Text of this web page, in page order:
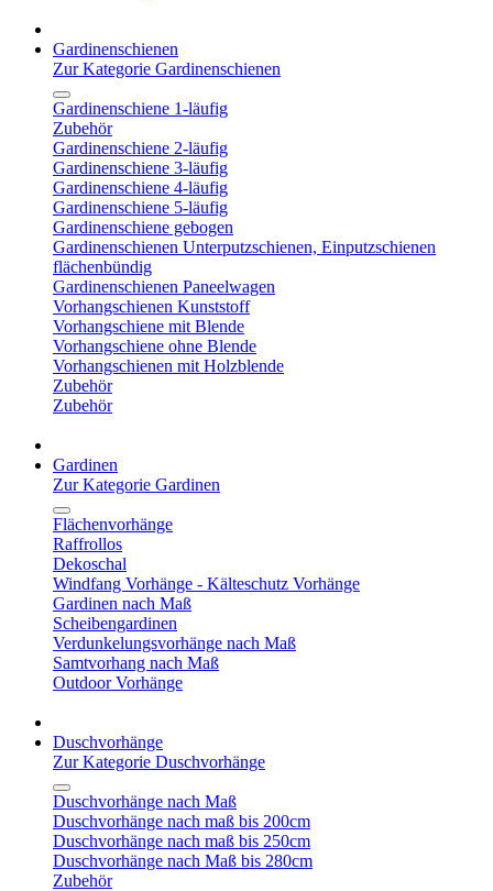
Gardinenschienen
Zur Kategorie Gardinenschienen
Gardinenschiene 1-läufig
Zubehör
Gardinenschiene 2-läufig
Gardinenschiene 3-läufig
Gardinenschiene 4-läufig
Gardinenschiene 5-läufig
Gardinenschiene gebogen
Gardinenschienen Unterputzschienen, Einputzschienen
flächenbündig
Gardinenschienen Paneelwagen
Vorhangschienen Kunststoff
Vorhangschiene mit Blende
Vorhangschiene ohne Blende
Vorhangschienen mit Holzblende
Zubehör
Zubehör
Gardinen
Zur Kategorie Gardinen
Flächenvorhänge
Raffrollos
Dekoschal
Windfang Vorhänge - Kälteschutz Vorhänge
Gardinen nach Maß
Scheibengardinen
Verdunkelungsvorhänge nach Maß
Samtvorhang nach Maß
Outdoor Vorhänge
Duschvorhänge
Zur Kategorie Duschvorhänge
Duschvorhänge nach Maß
Duschvorhänge nach maß bis 200cm
Duschvorhänge nach maß bis 250cm
Duschvorhänge nach Maß bis 280cm
Zubehör